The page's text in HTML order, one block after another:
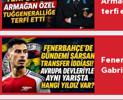
terfi